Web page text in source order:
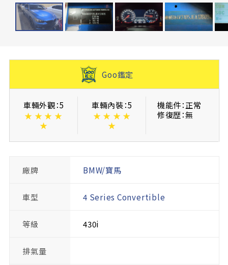
Goo鑑定
車輛外觀：5
★ ★ ★ ★
★
車輛內裝：5
★ ★ ★ ★
★
機能件：正常
修復歴：無
廠牌 BMW/寶馬
車型 4 Series Convertible
等級 430i
排氣量